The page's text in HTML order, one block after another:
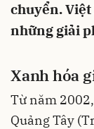
chuyển.
những giải
Xanh hóa
Từ năm
Quảng Tây